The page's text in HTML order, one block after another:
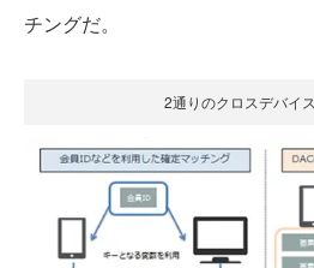
チングだ。
2通りのクロスデバイ